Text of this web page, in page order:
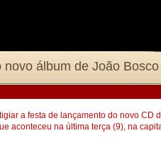
álbum de João Bosco
a festa de lançamento do novo CD
aconteceu na última terça (9), na